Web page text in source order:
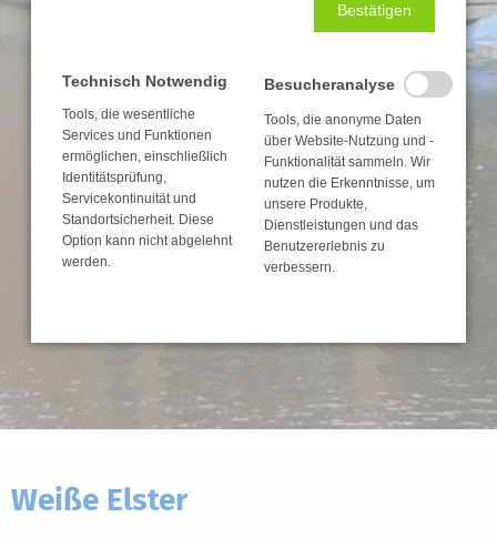
Weiße Elster
Bestätigen
Technisch Notwendig
Tools, die wesentliche
Services und Funktionen
ermöglichen, einschließlich
Identitätsprüfung,
Servicekontinuität und
Standortsicherheit. Diese
Option kann nicht abgelehnt
werden.
Besucheranalyse
Tools, die anonyme Daten
über Website-Nutzung und -
Funktionalität sammeln. Wir
nutzen die Erkenntnisse, um
unsere Produkte,
Dienstleistungen und das
Benutzererlebnis zu
verbessern.